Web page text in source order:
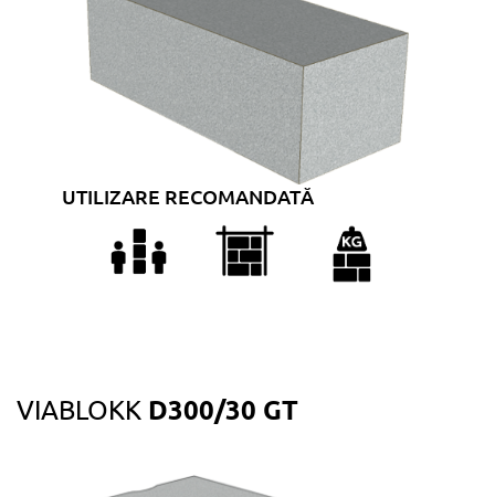
UTILIZARE RECOMANDATĂ
VIABLOKK D300/30 GT